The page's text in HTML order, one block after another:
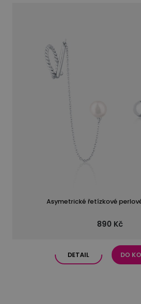
Asymetrické řetízkové
890 Kč
DETAIL DO